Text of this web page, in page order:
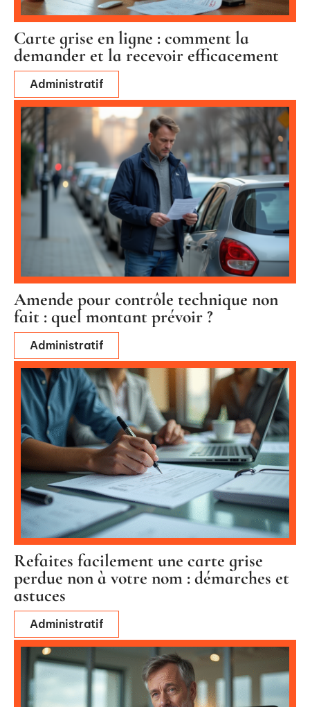
Carte grise en ligne : comment la
demander et la recevoir efficacement
Administratif
Amende pour contrôle technique non
fait : quel montant prévoir ?
Administratif
Refaites facilement une carte grise
perdue non à votre nom : démarches et
astuces
Administratif